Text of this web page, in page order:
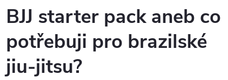
BJJ starter pack aneb co
potřebuji pro brazilské
jiu-jitsu?